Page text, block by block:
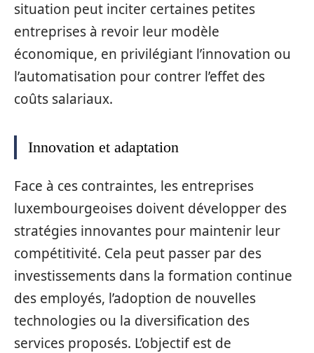
situation peut inciter certaines petites
entreprises à revoir leur modèle
économique, en privilégiant l’innovation ou
l’automatisation pour contrer l’effet des
coûts salariaux.
Innovation et adaptation
Face à ces contraintes, les entreprises
luxembourgeoises doivent développer des
stratégies innovantes pour maintenir leur
compétitivité. Cela peut passer par des
investissements dans la formation continue
des employés, l’adoption de nouvelles
technologies ou la diversification des
services proposés. L’objectif est de